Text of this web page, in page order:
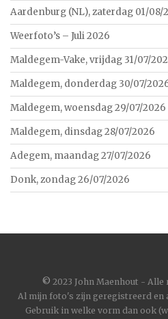
Aardenburg (NL), zaterdag 01/08/
Weerfoto’s – Juli 2026
Maldegem-Vake, vrijdag 31/07/
Maldegem, donderdag 30/07/
Maldegem, woensdag 29/07/2026
Maldegem, dinsdag 28/07/2026
Adegem, maandag 27/07/2026
Donk, zondag 26/07/2026
© 2023 John Maenhout -
Al mijn foto's zijn geregistreerd en
Gebruik in welke vorm dan ook